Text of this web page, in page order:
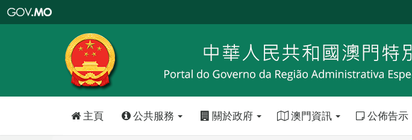
特
政
區
政
口
主頁 公共服務 關於政府 澳門資訊 公佈告示